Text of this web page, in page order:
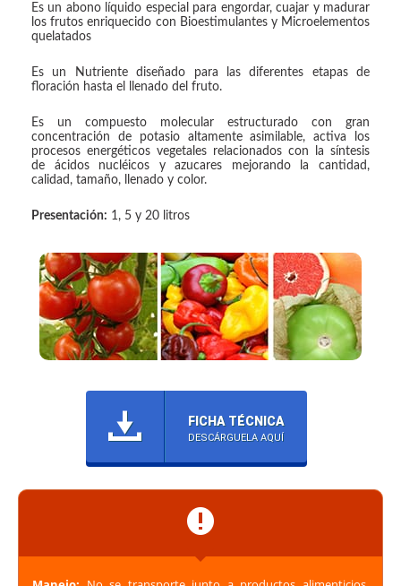
Es un abono líquido especial para engordar, cuajar y madurar
los frutos enriquecido con Bioestimulantes y Microelementos
quelatados
Es un Nutriente diseñado para las diferentes etapas de
floración hasta el llenado del fruto.
Es un compuesto molecular estructurado con gran
concentración de potasio altamente asimilable, activa los
procesos energéticos vegetales relacionados con la síntesis
de ácidos nucléicos y azucares mejorando la cantidad,
calidad, tamaño, llenado y color.
Presentación: 1, 5 y 20 litros
FICHA TÉCNICA
DESCÁRGUELA AQUÍ